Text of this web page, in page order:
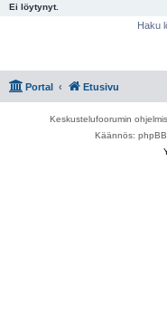
Ei löytynyt.
Haku
Portal Etusivu
Keskustelufoorumin
Käännös: